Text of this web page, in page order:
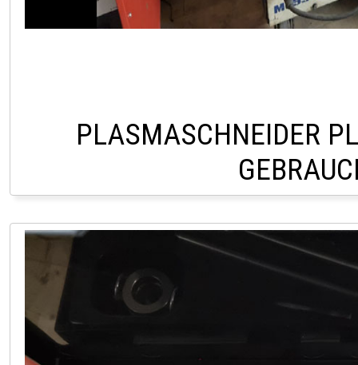
PLASMASCHNEIDER